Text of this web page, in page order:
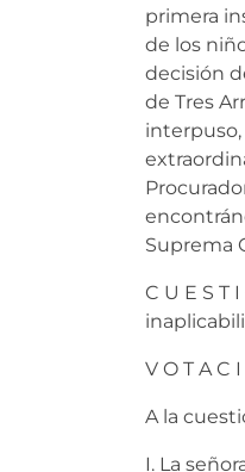
primera
de los
decisión
de Tres
interpuso,
Suprema
C U E S T
V O T A C
A la
I. La